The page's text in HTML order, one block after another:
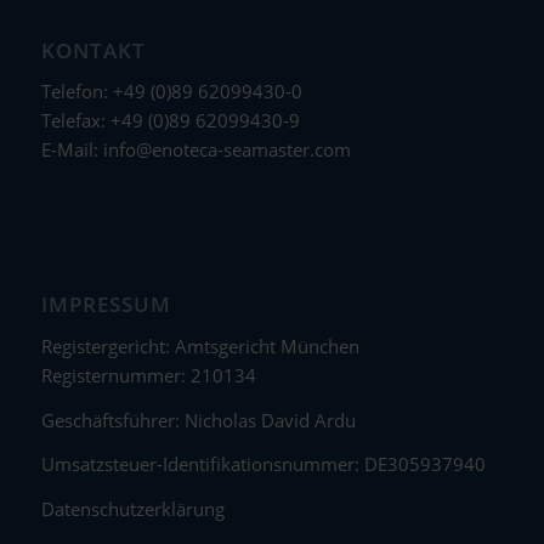
KONTAKT
Telefon: +49 (0)89 62099430-0
Telefax: +49 (0)89 62099430-9
E-Mail: info@enoteca-seamaster.com
IMPRESSUM
Registergericht: Amtsgericht München
Registernummer: 210134
Geschäftsführer: Nicholas David Ardu
Umsatzsteuer-Identifikationsnummer: DE305937940
Datenschutzerklärung